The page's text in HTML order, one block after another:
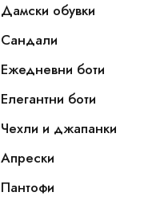
Дамски обувки
Сандали
Ежедневни боти
Елегантни боти
Чехли и джапанки
Апрески
Пантофи